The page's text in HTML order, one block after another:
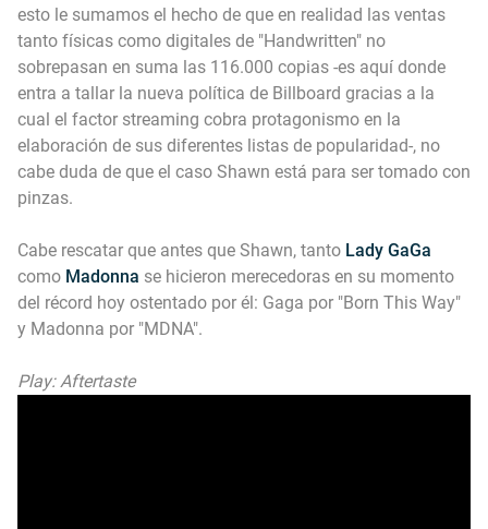
esto le sumamos el hecho de que en realidad las ventas
tanto físicas como digitales de "Handwritten" no
sobrepasan en suma las 116.000 copias -es aquí donde
entra a tallar la nueva política de Billboard gracias a la
cual el factor streaming cobra protagonismo en la
elaboración de sus diferentes listas de popularidad-, no
cabe duda de que el caso Shawn está para ser tomado con
pinzas.
Cabe rescatar que antes que Shawn, tanto Lady GaGa
como Madonna se hicieron merecedoras en su momento
del récord hoy ostentado por él: Gaga por "Born This Way"
y Madonna por "MDNA".
Play: Aftertaste